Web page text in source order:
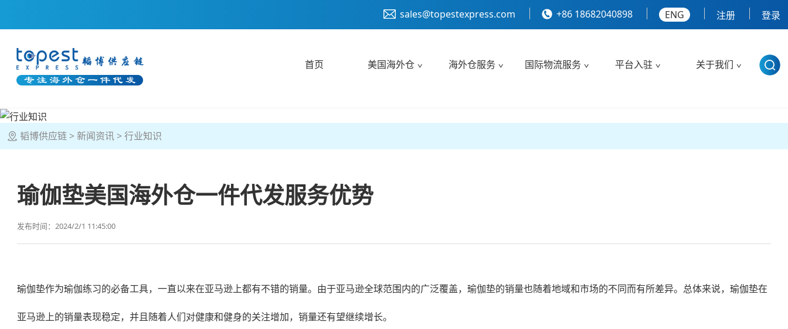
sales@topestexpress.com +86 18682040898 ENG 注册 登录
首页 美国海外仓 海外仓服务 国际物流服务 平台入驻 关于我们
韬博供应链 新闻资讯 行业知识
瑜伽垫美国海外仓一件代发服务优势
发布时间：2024/2/1 11:45:00
瑜伽垫作为瑜伽练习的必备工具，一直以来在亚马逊上都有不错的销量。由于亚马逊全球范围内的广泛覆盖，瑜伽垫的销量也随着地域和市场的不同而有所差异。总体来说，瑜伽垫在
亚马逊上的销量表现稳定，并且随着人们对健康和健身的关注增加，销量还有望继续增长。